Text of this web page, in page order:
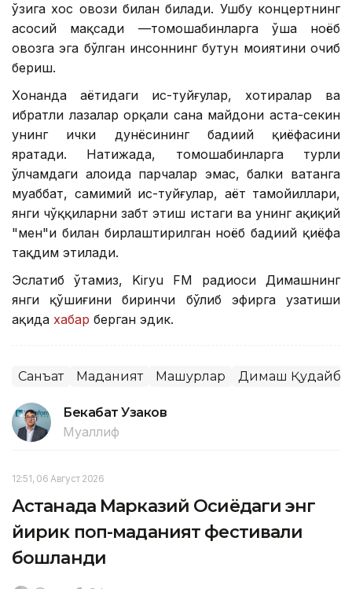
ўзига хос овози билан билади. Ушбу концертнинг
асосий мақсади —томошабинларга ўша ноёб
овозга эга бўлган инсоннинг бутун моҳиятини очиб
бериш.
Хонанда ҳаётидаги ҳис-туйғулар, хотиралар ва
ибратли лаҳзалар орқали саҳна майдони аста-секин
унинг ички дунёсининг бадиий қиёфасини
яратади. Натижада, томошабинларга турли
ўлчамдаги алоҳида парчалар эмас, балки ватанга
муҳаббат, самимий ҳис-туйғулар, ҳаёт тамойиллари,
янги чўққиларни забт этиш истаги ва унинг ҳақиқий
"мен"и билан бирлаштирилган ноёб бадиий қиёфа
тақдим этилади.
Эслатиб ўтамиз, Kiryu FM радиоси Димашнинг
янги қўшиғини биринчи бўлиб эфирга узатиши
ҳақида хабар берган эдик.
Санъат Маданият Машҳурлар Димаш
Бекабат Узаков
Муаллиф
12:51, 06 Август 2026
Астанада Марказий Осиёдаги энг
йирик поп-маданият фестивали
бошланди